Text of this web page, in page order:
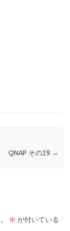
QNAP その29 →
※ が付いている